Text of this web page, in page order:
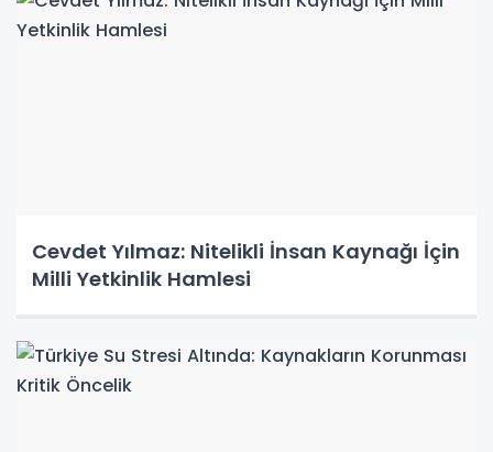
Cevdet Yılmaz: Nitelikli İnsan Kaynağı İçin
Milli Yetkinlik Hamlesi